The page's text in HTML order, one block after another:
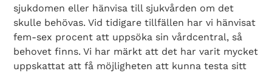
sjukdomen eller hänvisa till sjukvården om det
skulle behövas. Vid tidigare tillfällen har vi hänvisat
fem-sex procent att uppsöka sin vårdcentral, så
behovet finns. Vi har märkt att det har varit mycket
uppskattat att få möjligheten att kunna testa sitt